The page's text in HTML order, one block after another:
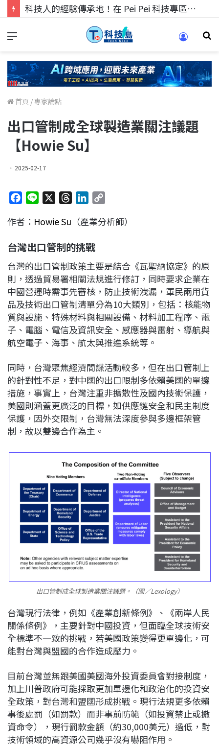
科技人的經驗傳承地！在 Pei Pei 科技專區，與學弟妹交流最硬核的技術
首頁 /專家論點
出口管制成全球製造業關注議題
【Howie Su】
2025-02-17
c
b
o
o
k
n
a
d
s
n
e
d
I
n
p
i
n
k
作者： Howie Su （產業分析師）
台灣出口管制的挑戰
台灣的出口管制政策主要是結合《瓦聖納協定》的原
則，透過貿易署相關法規進行修訂，同時要求企業在
中國營運時需事先審核，防止技術洩漏，軍民兩用貨
品及技術出口管制清單分為10大類別，包括：核能物
質與設施、特殊材料與相關設備、材料加工程序、電
子、電腦、電信及資訊安全、感應器與雷射、導航與
航空電子、海事、航太與推進系統等。
同時，台灣聚焦經濟間諜活動較多，但在出口管制上
的針對性不足，對中國的出口限制多依賴美國的單邊
措施，事實上，台灣注重非擴散性及國內技術保護，
美國則涵蓋更廣泛的目標，如供應鏈安全和民主制度
保護，因外交限制，台灣無法深度參與多邊框架管
制，故以雙邊合作為主。
出口管制成全球製造業關注議題。（圖／Lexology）
台灣現行法律，例如《產業創新條例》、《兩岸人民
關係條例》，主要針對中國投資，但面臨全球技術安
全標準不一致的挑戰，若美國政策變得更單邊化，可
能對台灣與盟國的合作造成壓力。
目前台灣並無跟美國美國海外投資委員會對接制度，
加上川普政府可能採取更加單邊化和政治化的投資安
全政策，對台灣和盟國形成挑戰。現行法規更多依賴
事後處罰（如罰款）而非事前防範（如投資禁止或撤
資命令），現行罰款金額（約30,000美元）過低，對
技術領域的高資源公司幾乎沒有嚇阻作用。